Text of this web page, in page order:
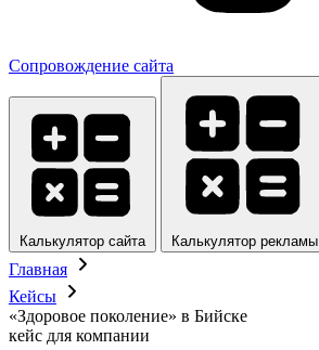
Сопровождение сайта
Калькулятор сайта Калькулятор рекламы
Главная
Кейсы
«Здоровое поколение» в Бийске
кейс для компании